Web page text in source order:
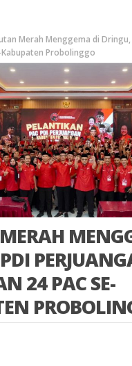
Merah Menggema di Dringu,
Kabupaten Probolinggo
24 PAC SE-